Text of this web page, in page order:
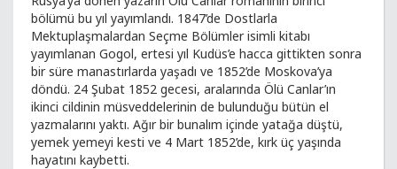
bölümü bu yıl yayımlandı. 1847’de Dostlarla
Mektuplaşmalardan Seçme Bölümler isimli kitabı
yayımlanan Gogol, ertesi yıl Kudüs’e hacca gittikten sonra
bir süre manastırlarda yaşadı ve 1852’de Moskova’ya
döndü. 24 Şubat 1852 gecesi, aralarında Ölü Canlar’ın
ikinci cildinin müsveddelerinin de bulunduğu bütün el
yazmalarını yaktı. Ağır bir bunalım içinde yatağa düştü,
yemek yemeyi kesti ve 4 Mart 1852’de, kırk üç yaşında
hayatını kaybetti.